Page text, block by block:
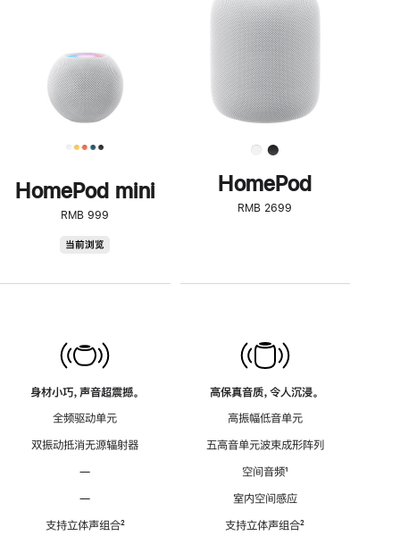
HomePod mini
RMB 999
当前浏览
身材小巧，声音超震撼。
全频驱动单元
双振动抵消无源辐射器
—
—
支持立体声组合脚
²
了
解
HomePod<
HomePod
RMB 2699
高保真音质，令人沉浸。
高振幅低音单元
五高音单元波束成形阵列
空间音频脚
¹
室内空间感应
支持立体声组合脚
²